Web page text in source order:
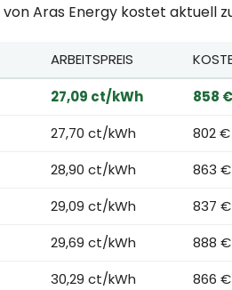
Aras Energy kostet aktuell
ARBEITSPREIS
27,09 ct/kWh
858 €
27,70 ct/kWh
802 €
28,90 ct/kWh
863 €
29,09 ct/kWh
837 €
29,69 ct/kWh
888 €
30,29 ct/kWh
866 €